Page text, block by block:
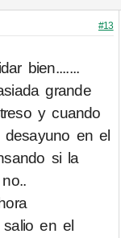
#13
bien.......
grande
y cuando
en el
si la
en el